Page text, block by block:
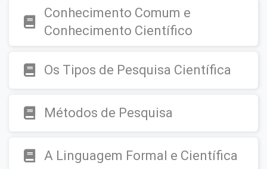
Conhecimento Comum e
Conhecimento Científico
Os Tipos de Pesquisa Científica
Métodos de Pesquisa
A Linguagem Formal e Científica